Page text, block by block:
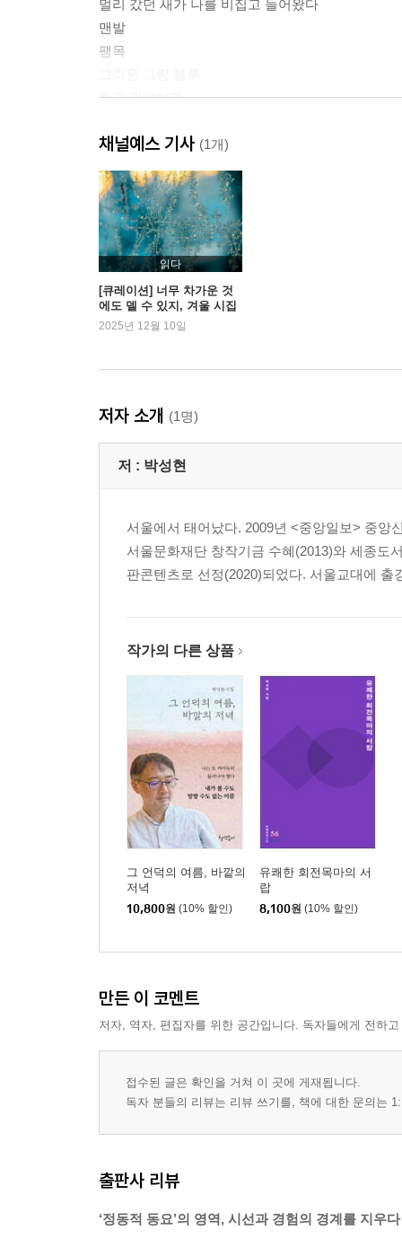
멀리 갔던 새가 나를 비집고 들어왔다
맨발
팽목
희고 간결하게
우체국
빙하기
하염없이
가을 무렵 악기 한 소절
2부 | 당신의 몸에 바람이 파고든 흔적이 있다
흰 눈
얼음 눈물
세한도, 봄꿈
나의 유일한 행성
거미별
물방울을 뜯어내면―사물의 영역?1
흔해 빠진 유령―사물의 영역?2
유령 소나기―사물의 영역?3
서핑보드―사물의 영역?4
아직 희미하게 보인다―사물의 영역?5
1985년 에티오피아 우표―사물의 영역?6
하, 춘화(春畵)―사물의 영역?7
밤새 지랄이다―사물의 영역?8
1976년 검은 달―사물의 영역?9
왕국의 우물과 시계태엽―사물의 영역?13
사마르칸트―사물의 영역?14
중국식 목각인형―사물의 영역?15
악몽―사물의 영역?16
시청이 있다―사물의 영역?17
세상의 끝, 딜런
채널예스 기사 (1개)
읽다
[큐레이션] 너무 차가운 것
에도 델 수 있지, 겨울 시집
2025년 12월 10일
저자 소개 (1명)
저 : 박성현
서울에서 태어났다. 2009년 <중앙일보> 중앙
서울문화재단 창작기금 수혜(2013)와 세종도
판콘텐츠로 선정(2020)되었다. 서울교대에
작가의 다른 상품
그 언덕의 여름, 바깥의
저녁
10,800원 (10% 할인)
유쾌한 회전목마의 서
랍
8,100원 (10% 할인)
만든 이 코멘트
저자, 역자, 편집자를 위한 공간입니다. 독자들에게 전하
접수된 글은 확인을 거쳐 이 곳에 게재됩니다.
독자 분들의 리뷰는 리뷰 쓰기를, 책에 대한 문의는
출판사 리뷰
‘정동적 동요’의 영역, 시선과 경험의 경계를 지우다